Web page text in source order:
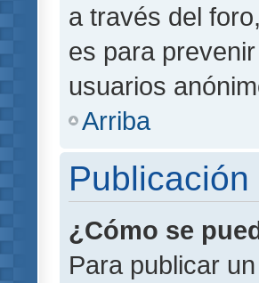
a través del
es para
usuarios
Arriba
¿Cómo se
Para publicar